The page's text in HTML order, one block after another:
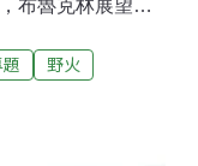
布魯克林展望公
魯克林的中央公
，歷經三小時才
斯的綠地都傳出
野火